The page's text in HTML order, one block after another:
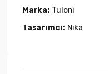
Marka: Tuloni
Tasarımcı: Nika